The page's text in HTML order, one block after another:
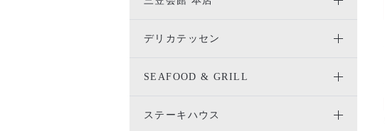
デリカテッセン
SEAFOOD & GRILL
ステーキハウス